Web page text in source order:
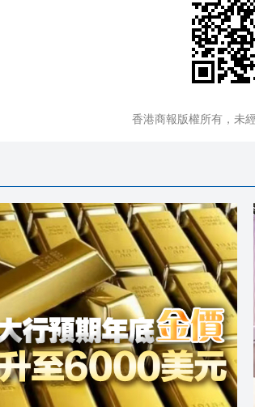
香港商報版權所有，未